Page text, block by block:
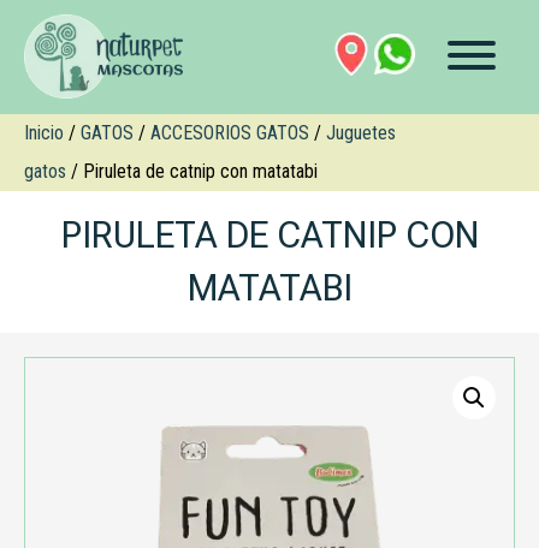
Inicio / GATOS / ACCESORIOS GATOS / Juguetes
gatos / Piruleta de catnip con matatabi
PIRULETA DE CATNIP CON
MATATABI